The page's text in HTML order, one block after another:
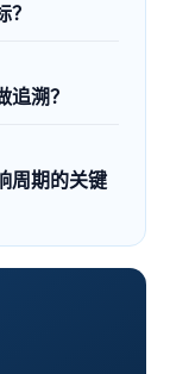
溯？
周期的关键